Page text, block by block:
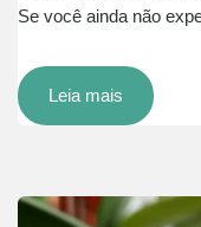
Se você ainda não
Leia mais